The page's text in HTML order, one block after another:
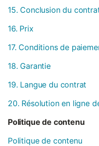
15. Conclusion du
16. Prix
17. Conditions de
18. Garantie
19. Langue du contrat
20. Résolution en ligne
Politique de contenu
Politique de contenu